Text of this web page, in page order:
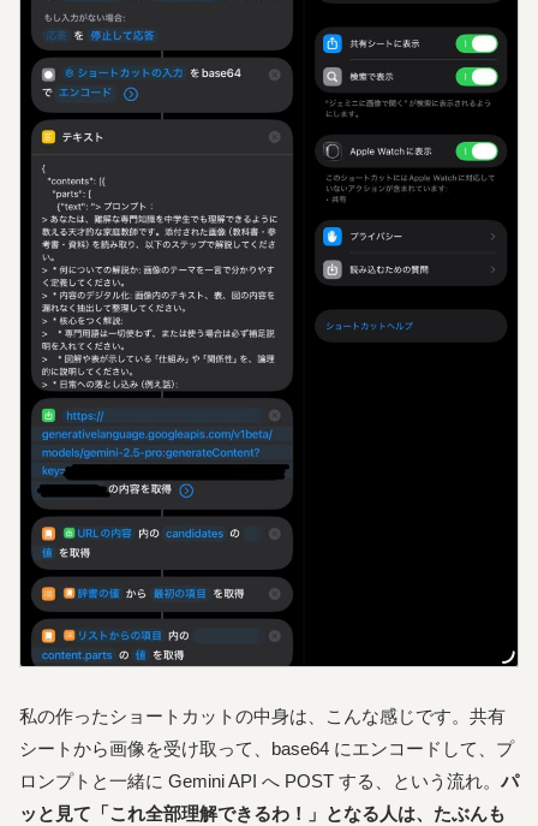
私の作ったショートカットの中身は、こんな感じです。共有
シートから画像を受け取って、base64 にエンコードして、プ
ロンプトと一緒に Gemini API へ POST する、という流れ。 パ
ッと見て「これ全部理解できるわ！」となる人は、たぶんも